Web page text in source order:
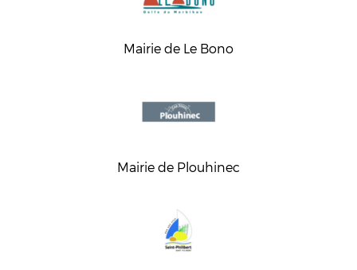
Mairie de Le Bono
Mairie de Plouhinec